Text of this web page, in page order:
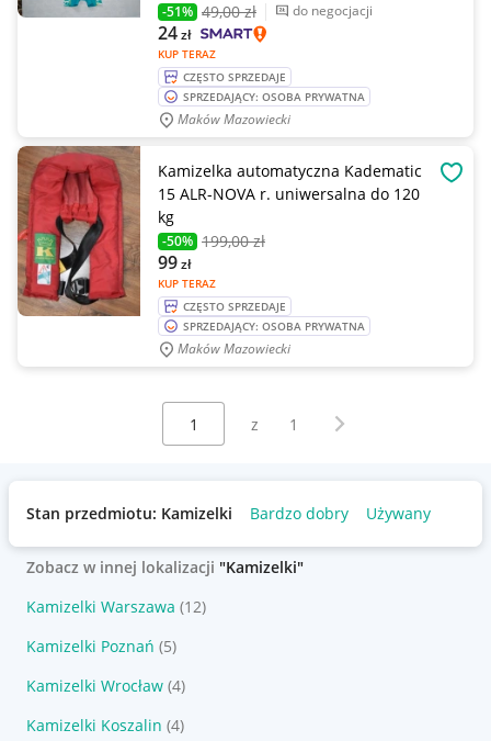
-51% 49,00 zł do negocjacji
KUP TERAZ
24zł
CZĘSTO SPRZEDAJE
SPRZEDAJĄCY: OSOBA PRYWATNA
Maków Mazowiecki
Kamizelka automatyczna Kadematic
15 ALR-NOVA r. uniwersalna do 120
kg
-50% 199,00 zł
KUP TERAZ
99zł
CZĘSTO SPRZEDAJE
SPRZEDAJĄCY: OSOBA PRYWATNA
Maków Mazowiecki
Wybierz stronę:
z 1 Następna strona
Stan przedmiotu: Kamizelki Bardzo dobry Używany
Zobacz w innej lokalizacji "Kamizelki"
Kamizelki Warszawa (12)
Kamizelki Poznań (5)
Kamizelki Wrocław (4)
Kamizelki Koszalin (4)